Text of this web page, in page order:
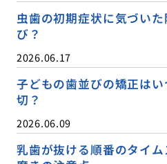
虫歯の初期症状に気づい
び？
2026.06.17
子どもの歯並びの矯正は
切？
2026.06.09
乳歯が抜ける順番のタイ